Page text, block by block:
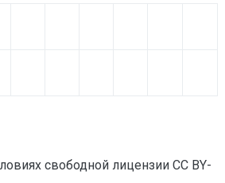
свободной лицензии CC BY-